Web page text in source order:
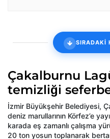
SIRADAKİ
Çakalburnu
temizliği
İzmir Büyükşehir Belediyesi,
deniz marullarının Körfez’e
karada eş zamanlı çalışma
20 ton yosun toplanarak